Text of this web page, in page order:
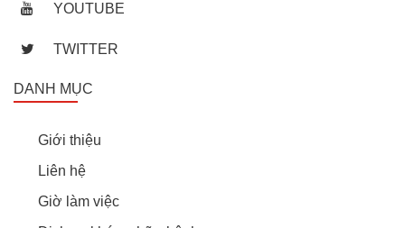
YOUTUBE
TWITTER
DANH MỤC
Giới thiệu
Liên hệ
Giờ làm việc